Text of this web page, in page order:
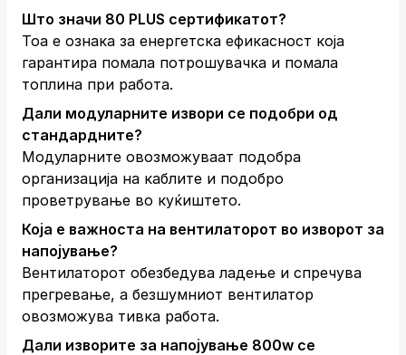
Што значи 80 PLUS сертификатот?
Тоа е ознака за енергетска ефикасност која
гарантира помала потрошувачка и помала
топлина при работа.
Дали модуларните извори се подобри од
стандардните?
Модуларните овозможуваат подобра
организација на каблите и подобро
проветрување во куќиштето.
Која е важноста на вентилаторот во изворот за
напојување?
Вентилаторот обезбедува ладење и спречува
прегревање, а безшумниот вентилатор
овозможува тивка работа.
Дали изворите за напојување 800w се